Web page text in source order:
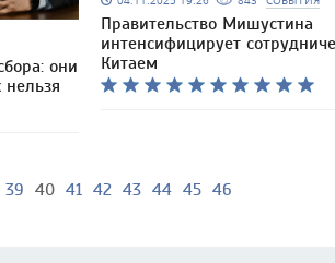
они
нельзя
Правительство Мишустина
интенсифицирует
Китаем
39 40 41 42 43 44 45 46